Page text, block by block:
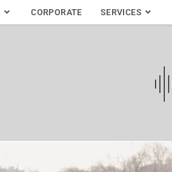
CORPORATE SERVICES